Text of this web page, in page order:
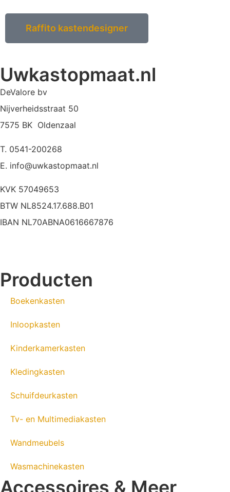
Raffito kastendesigner
Uwkastopmaat.nl
DeValore bv
Nijverheidsstraat 50
7575 BK Oldenzaal
T. 0541-200268
E. info@uwkastopmaat.nl
KVK 57049653
BTW NL8524.17.688.B01
IBAN NL70ABNA0616667876
Producten
Boekenkasten
Inloopkasten
Kinderkamerkasten
Kledingkasten
Schuifdeurkasten
Tv- en Multimediakasten
Wandmeubels
Wasmachinekasten